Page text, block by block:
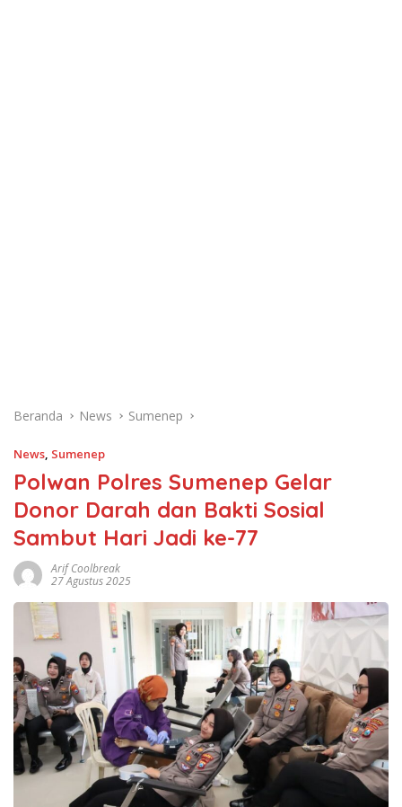
Beranda News Sumenep
News, Sumenep
Polwan Polres Sumenep Gelar
Donor Darah dan Bakti Sosial
Sambut Hari Jadi ke-77
Arif Coolbreak
27 Agustus 2025